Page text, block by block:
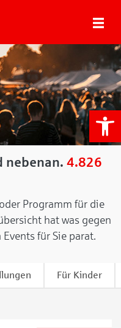
nebenan. 4.826
Programm für die
hat was gegen
für Sie parat.
Für Kinder